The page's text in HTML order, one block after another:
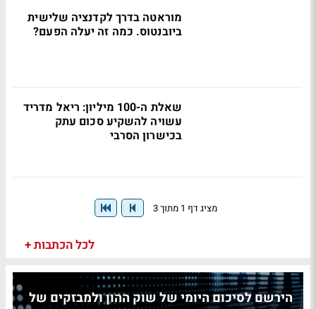
מוראטה בדרך לקדנציה שלישית
ביובנטוס. כמה זה יעלה הפעם?
שאלת ה-100 מיליון: ריאל מדריד
עשויה להשקיע סכום עתק
בכישרון הסרבי
מציג דף 1 מתוך 3
לכל הכתבות +
הירשם לסיכום היומי של שוק ההון ולמבזקים של